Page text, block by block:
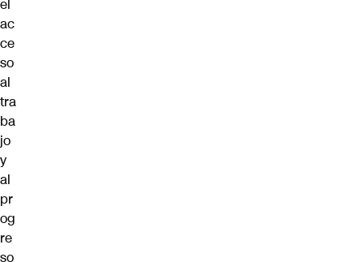
el
ac
ce
so
al
tra
ba
jo
y
al
pr
og
re
so